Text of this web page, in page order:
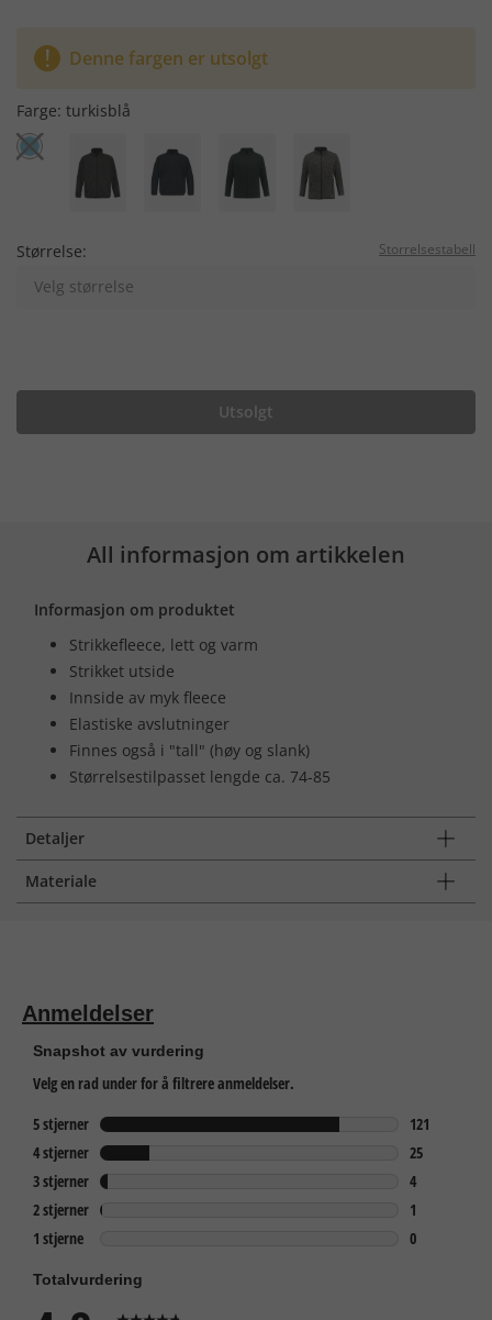
Denne fargen er utsolgt
Farge: turkisblå
Størrelse: Storrelsestabell
Velg størrelse
Utsolgt
All informasjon om artikkelen
Informasjon om produktet
Strikkefleece, lett og varm
Strikket utside
Innside av myk fleece
Elastiske avslutninger
Finnes også i "tall" (høy og slank)
Størrelsestilpasset lengde ca. 74-85
Detaljer
Materiale